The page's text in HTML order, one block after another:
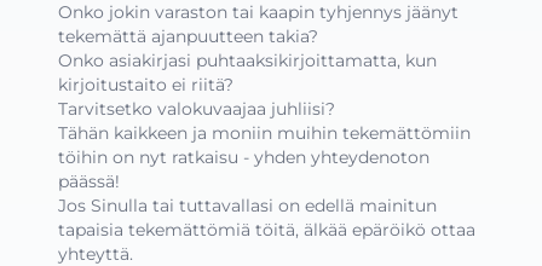
Onko jokin varaston tai kaapin tyhjennys jäänyt
tekemättä ajanpuutteen takia?
Onko asiakirjasi puhtaaksikirjoittamatta, kun
kirjoitustaito ei riitä?
Tarvitsetko valokuvaajaa juhliisi?
Tähän kaikkeen ja moniin muihin tekemättömiin
töihin on nyt ratkaisu - yhden yhteydenoton
päässä!
Jos Sinulla tai tuttavallasi on edellä mainitun
tapaisia tekemättömiä töitä, älkää epäröikö ottaa
yhteyttä.